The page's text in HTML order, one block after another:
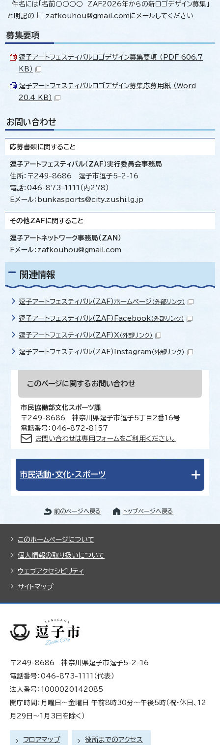
件名には「名前○○○○ ZAF2026年からの新ロゴデザイン募集」
と明記の上 zafkouhou@gmail.comにメールしてください
募集要項
逗子アートフェスティバルロゴデザイン募集要項 （PDF 606.7
KB）
逗子アートフェスティバルロゴデザイン募集応募用紙 （Word
20.4 KB）
お問い合わせ
応募書類に関すること
逗子アートフェスティバル（ZAF）実行委員会事務局
住所：〒249-8686 逗子市逗子5-2-16
電話：046-873-1111（内278）
Eメール：bunkasports@city.zushi.lg.jp
その他ZAFに関すること
逗子アートネットワーク事務局（ZAN）
Eメール：zafkouhou@gmail.com
関連情報
逗子アートフェスティバル（ZAF）ホームページ （外部リンク）
逗子アートフェスティバル（ZAF）Facebook （外部リンク）
逗子アートフェスティバル（ZAF）X （外部リンク）
逗子アートフェスティバル（ZAF）Instagram （外部リンク）
このページに関する お問い合わせ
市民協働部文化スポーツ課
〒249-8686 神奈川県逗子市逗子5丁目2番16号
電話番号：046-872-8157
お問い合わせは専用フォームをご利用ください。
市民活動・文化・スポーツ
前のページへ戻る トップページへ戻る
このホームページについて
個人情報の取り扱いについて
ウェブアクセシビリティ
サイトマップ
〒249-8686 神奈川県逗子市逗子5-2-16
電話番号：046-873-1111（代表）
法人番号：1000020142085
開庁時間：月曜日～金曜日 午前8時30分～午後5時（祝・休日、12
月29日～1月3日を除く）
フロアマップ 役所までのアクセス